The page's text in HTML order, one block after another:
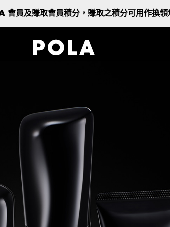
會員及賺取會員積分，賺取之積分可用作換
，即可獲贈夏日皇牌保養禮遇 (1套3件)